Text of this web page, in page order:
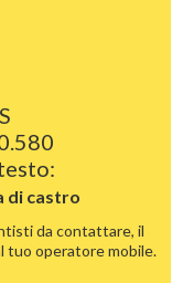
di castro
da contattare, il
tuo operatore mobile.